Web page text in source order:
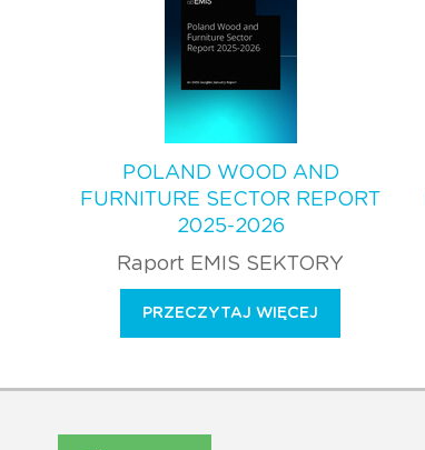
POLAND WOOD AND
FURNITURE SECTOR REPORT
2025-2026
Raport EMIS SEKTORY
PRZECZYTAJ WIĘCEJ